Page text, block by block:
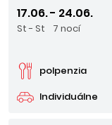
17.06. - 24.06.
St - St 7 nocí
Individuálne
polpenzia